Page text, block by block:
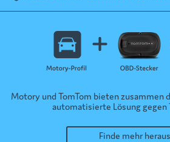
Motory und TomTom bieten zusammen
automatisierte Lösung gegen
Finde mehr